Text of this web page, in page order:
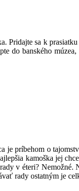
Pridajte sa k
do banského
príbehom o
kamoška jej
v éteri?
rady ostatným je